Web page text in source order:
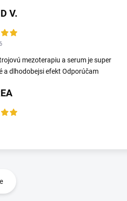
V.
mezoterapiu a serum je super
a dlhodobejsi efekt Odporúčam